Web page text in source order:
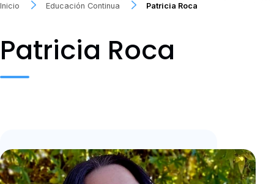
Inicio Educación Continua Patricia Roca
Patricia Roca